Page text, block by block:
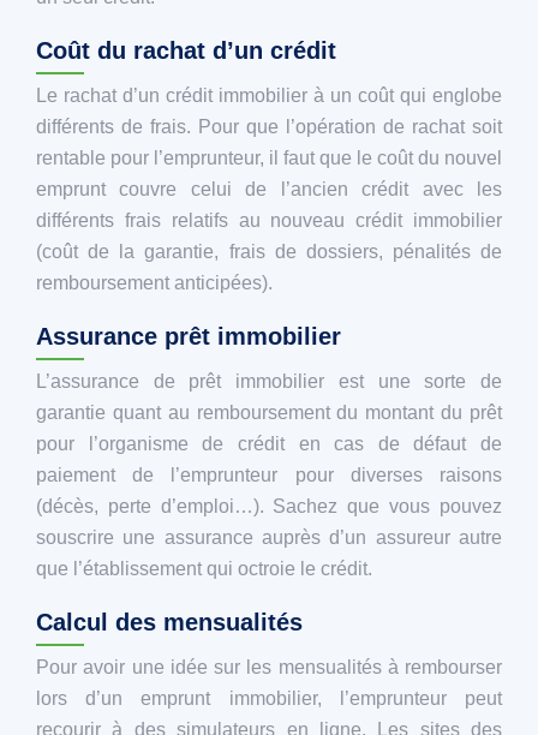
Coût du rachat d’un crédit
Le rachat d’un crédit immobilier à un coût qui englobe
différents de frais. Pour que l’opération de rachat soit
rentable pour l’emprunteur, il faut que le coût du nouvel
emprunt couvre celui de l’ancien crédit avec les
différents frais relatifs au nouveau crédit immobilier
(coût de la garantie, frais de dossiers, pénalités de
remboursement anticipées).
Assurance prêt immobilier
L’assurance de prêt immobilier est une sorte de
garantie quant au remboursement du montant du prêt
pour l’organisme de crédit en cas de défaut de
paiement de l’emprunteur pour diverses raisons
(décès, perte d’emploi…). Sachez que vous pouvez
souscrire une assurance auprès d’un assureur autre
que l’établissement qui octroie le crédit.
Calcul des mensualités
Pour avoir une idée sur les mensualités à rembourser
lors d’un emprunt immobilier, l’emprunteur peut
recourir à des simulateurs en ligne. Les sites des